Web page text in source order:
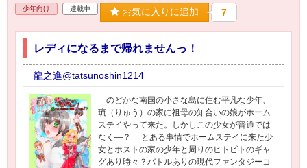
少年向け 連載中 お気に入りに追加 7
レディになるまで帰れませんっ！
龍之進@tatsunoshin1214
のどかな南国の小さな島に住む平凡な少年、
琉（りゅう）の家に祖母の知合いの娘がホーム
ステイやって来た。しかしこの少女が普通では
なく—？ とある事情でホームステイに来た少
女とホストの家の少年と周りのヒトビトのギャ
グあり時々？バトルありの現代ファンタジーコ